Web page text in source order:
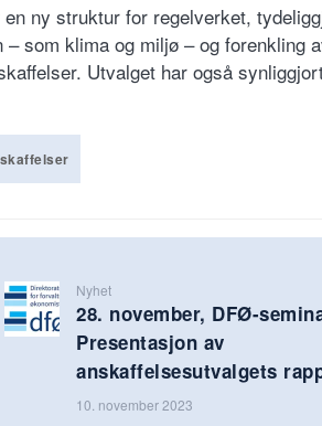
ny struktur for regelverket,
– som klima og miljø – og forenkling
Utvalget har også
Nyhet
28. november, DFØ-
Presentasjon av
anskaffelsesutvalgets
10. november 2023